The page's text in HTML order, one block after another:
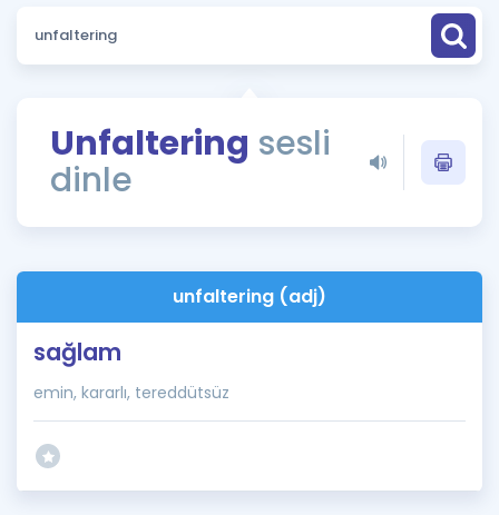
Puan Hesaplama
ÖSYM Sınav Takvimi
Kampanyalar
İngilizce Gramer
Unfaltering sesli
dinle
unfaltering (adj)
sağlam
emin, kararlı, tereddütsüz